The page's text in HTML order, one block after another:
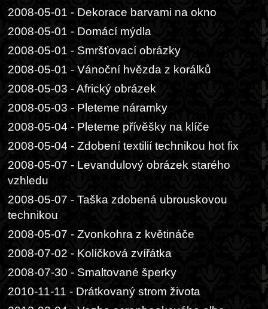
2008-05-01 - Dekorace barvami na okno
2008-05-01 - Domácí mýdla
2008-05-01 - Smršťovací obrázky
2008-05-01 - Vánoční hvězda z korálků
2008-05-03 - Africký obrázek
2008-05-03 - Pleteme náramky
2008-05-04 - Pleteme přívěšky na klíče
2008-05-04 - Zdobení textilií technikou hot fix
2008-05-07 - Levandulový obrázek starého
vzhledu
2008-05-07 - Taška zdobená ubrouskovou
technikou
2008-05-07 - Zvonkohra z květináče
2008-07-02 - Kolíčková zvířátka
2008-07-30 - Smaltované šperky
2010-11-11 - Drátkovaný strom života